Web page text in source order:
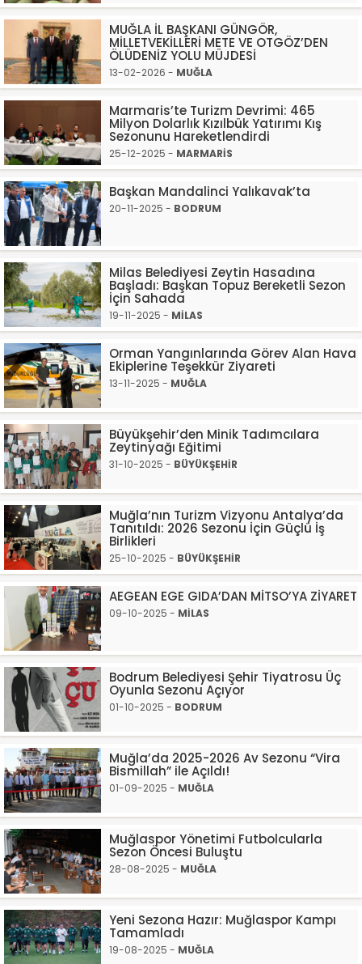
MUĞLA İL BAŞKANI GÜNGÖR,
MİLLETVEKİLLERİ METE VE OTGÖZ’DEN
ÖLÜDENİZ YOLU MÜJDESİ
13-02-2026 - MUĞLA
Marmaris’te Turizm Devrimi: 465
Milyon Dolarlık Kızılbük Yatırımı Kış
Sezonunu Hareketlendirdi
25-12-2025 - MARMARİS
Başkan Mandalinci Yalıkavak’ta
20-11-2025 - BODRUM
Milas Belediyesi Zeytin Hasadına
Başladı: Başkan Topuz Bereketli Sezon
İçin Sahada
19-11-2025 - MİLAS
Orman Yangınlarında Görev Alan Hava
Ekiplerine Teşekkür Ziyareti
13-11-2025 - MUĞLA
Büyükşehir’den Minik Tadımcılara
Zeytinyağı Eğitimi
31-10-2025 - BÜYÜKŞEHİR
Muğla’nın Turizm Vizyonu Antalya’da
Tanıtıldı: 2026 Sezonu İçin Güçlü İş
Birlikleri
25-10-2025 - BÜYÜKŞEHİR
AEGEAN EGE GIDA’DAN MİTSO’YA ZİYARET
09-10-2025 - MİLAS
Bodrum Belediyesi Şehir Tiyatrosu Üç
Oyunla Sezonu Açıyor
01-10-2025 - BODRUM
Muğla’da 2025-2026 Av Sezonu “Vira
Bismillah” ile Açıldı!
01-09-2025 - MUĞLA
Muğlaspor Yönetimi Futbolcularla
Sezon Öncesi Buluştu
28-08-2025 - MUĞLA
Yeni Sezona Hazır: Muğlaspor Kampı
Tamamladı
19-08-2025 - MUĞLA